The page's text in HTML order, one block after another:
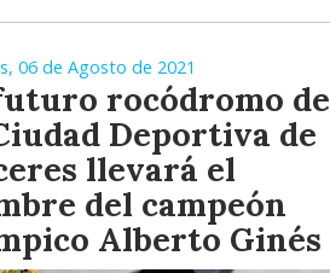
06 de Agosto de 2021
rocódromo de
Deportiva de
llevará el
del campeón
Alberto Ginés